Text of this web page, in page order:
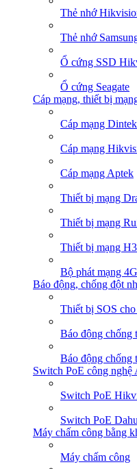
Thẻ nhớ
Thẻ nhớ
Ổ cứng SSD
Ổ cứng Seagate
Cáp mạng, thiết bị
Cáp mạng Dintek
Cáp mạng
Cáp mạng Aptek
Thiết bị mạng
Thiết bị mạng
Thiết bị mạng
Bộ phát mạng 4G
Báo động, chống đột
Thiết bị SOS
Báo động chống
Báo động chống
Switch PoE công nghệ
Switch PoE
Switch PoE
Máy chấm công bằng
Máy chấm công